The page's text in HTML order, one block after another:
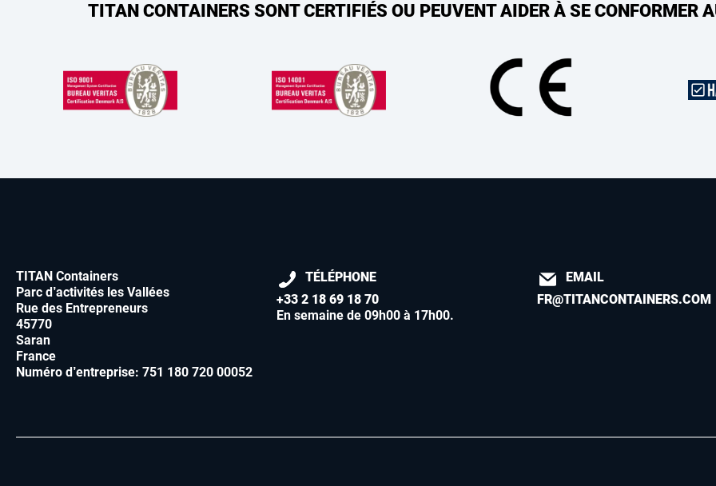
TITAN CONTAINERS SONT CERTIFIÉS OU PEUVENT AIDER À SE CONFORMER
TITAN Containers
Parc d’activités les Vallées
Rue des Entrepreneurs
45770
Saran
France
Numéro d’entreprise: 751 180 720 00052
TÉLÉPHONE
+33 2 18 69 18 70
En semaine de 09h00 à 17h00.
EMAIL
FR@TITANCONTAINERS.COM